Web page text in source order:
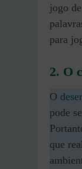
jogo
para
2. O
O
pode
que